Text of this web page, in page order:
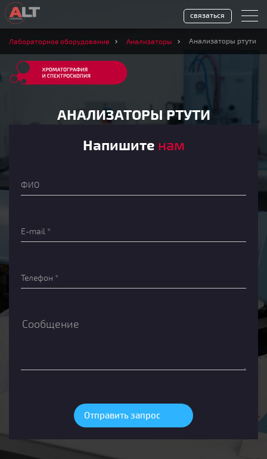
Лабораторное оборудование Анализаторы Анализаторы ртути
АНАЛИЗАТОРЫ РТУТИ
Напишите нам
связаться